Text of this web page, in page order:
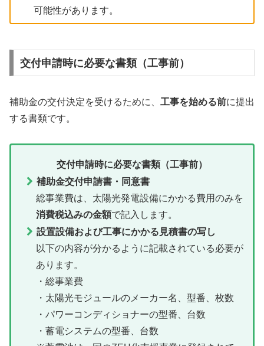
可能性があります。
交付申請時に必要な書類（工事前）
補助金の交付決定を受けるために、 工事を始める前に提出
する書類です。
交付申請時に必要な書類（工事前）
補助金交付申請書・同意書
総事業費は、太陽光発電設備にかかる費用のみを
消費税込みの金額で記入します。
設置設備および工事にかかる見積書の写し
以下の内容が分かるように記載されている必要が
あります。
・総事業費
・太陽光モジュールのメーカー名、型番、枚数
・パワーコンディショナーの型番、台数
・蓄電システムの型番、台数